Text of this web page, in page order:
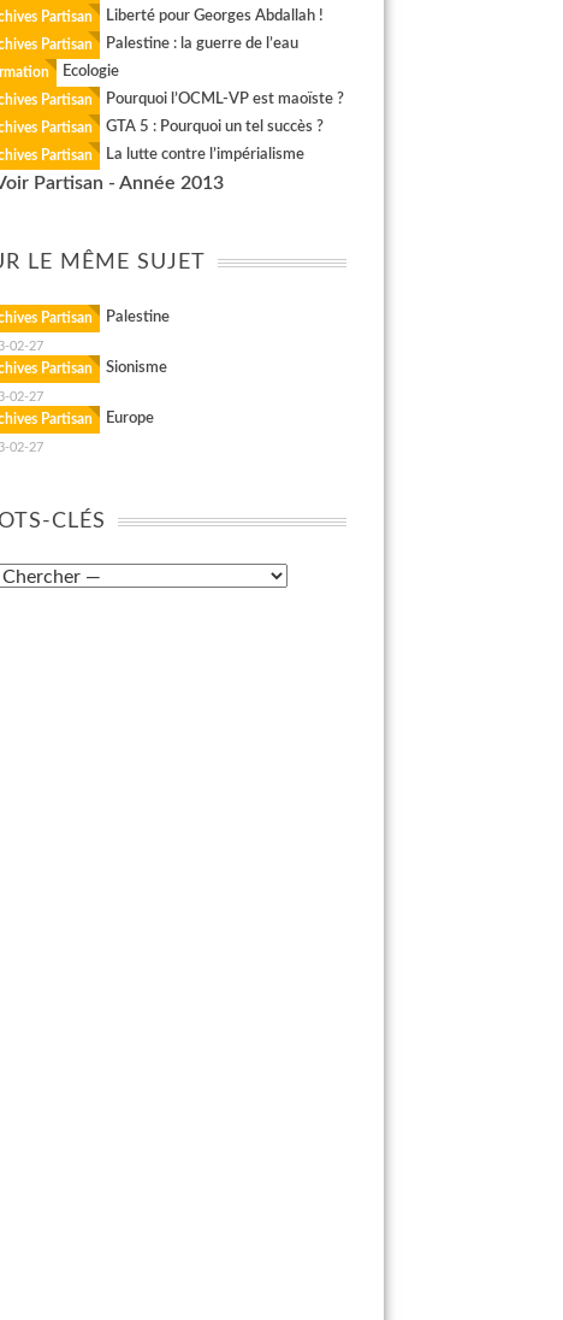
Partisan Liberté pour Georges Abdallah !
Partisan Palestine : la guerre de l’eau
Ecologie
Partisan Pourquoi l’OCML-VP est maoïste ?
Partisan GTA 5 : Pourquoi un tel succès ?
Partisan La lutte contre l’impérialisme
Partisan - Année 2013
LE MÊME SUJET
Partisan Palestine
02-27
Partisan Sionisme
02-27
Partisan Europe
02-27
CLÉS